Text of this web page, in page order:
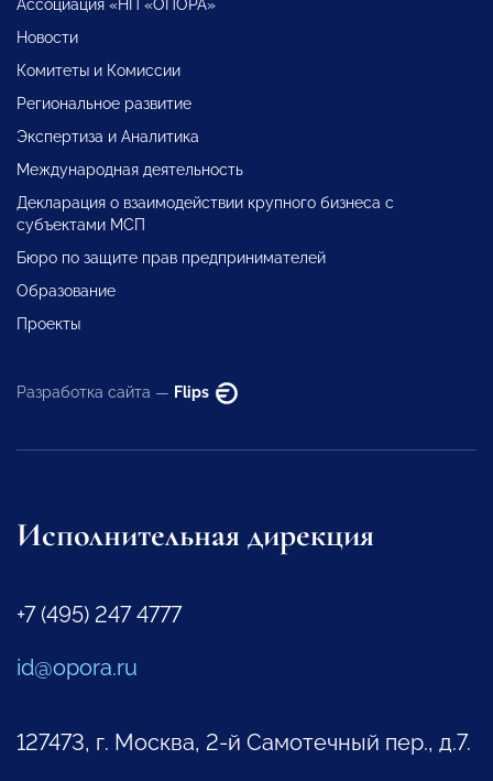
Ассоциация «НП «ОПОРА»
Новости
Комитеты и Комиссии
Региональное развитие
Экспертиза и Аналитика
Международная деятельность
Декларация о взаимодействии крупного бизнеса с
субъектами МСП
Бюро по защите прав предпринимателей
Образование
Проекты
Разработка сайта — Flips
Исполнительная дирекция
+7 (495) 247 4777
id@opora.ru
127473, г. Москва, 2-й Самотечный пер., д.7.